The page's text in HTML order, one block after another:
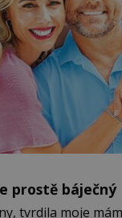
prostě báječný
tvrdila moje